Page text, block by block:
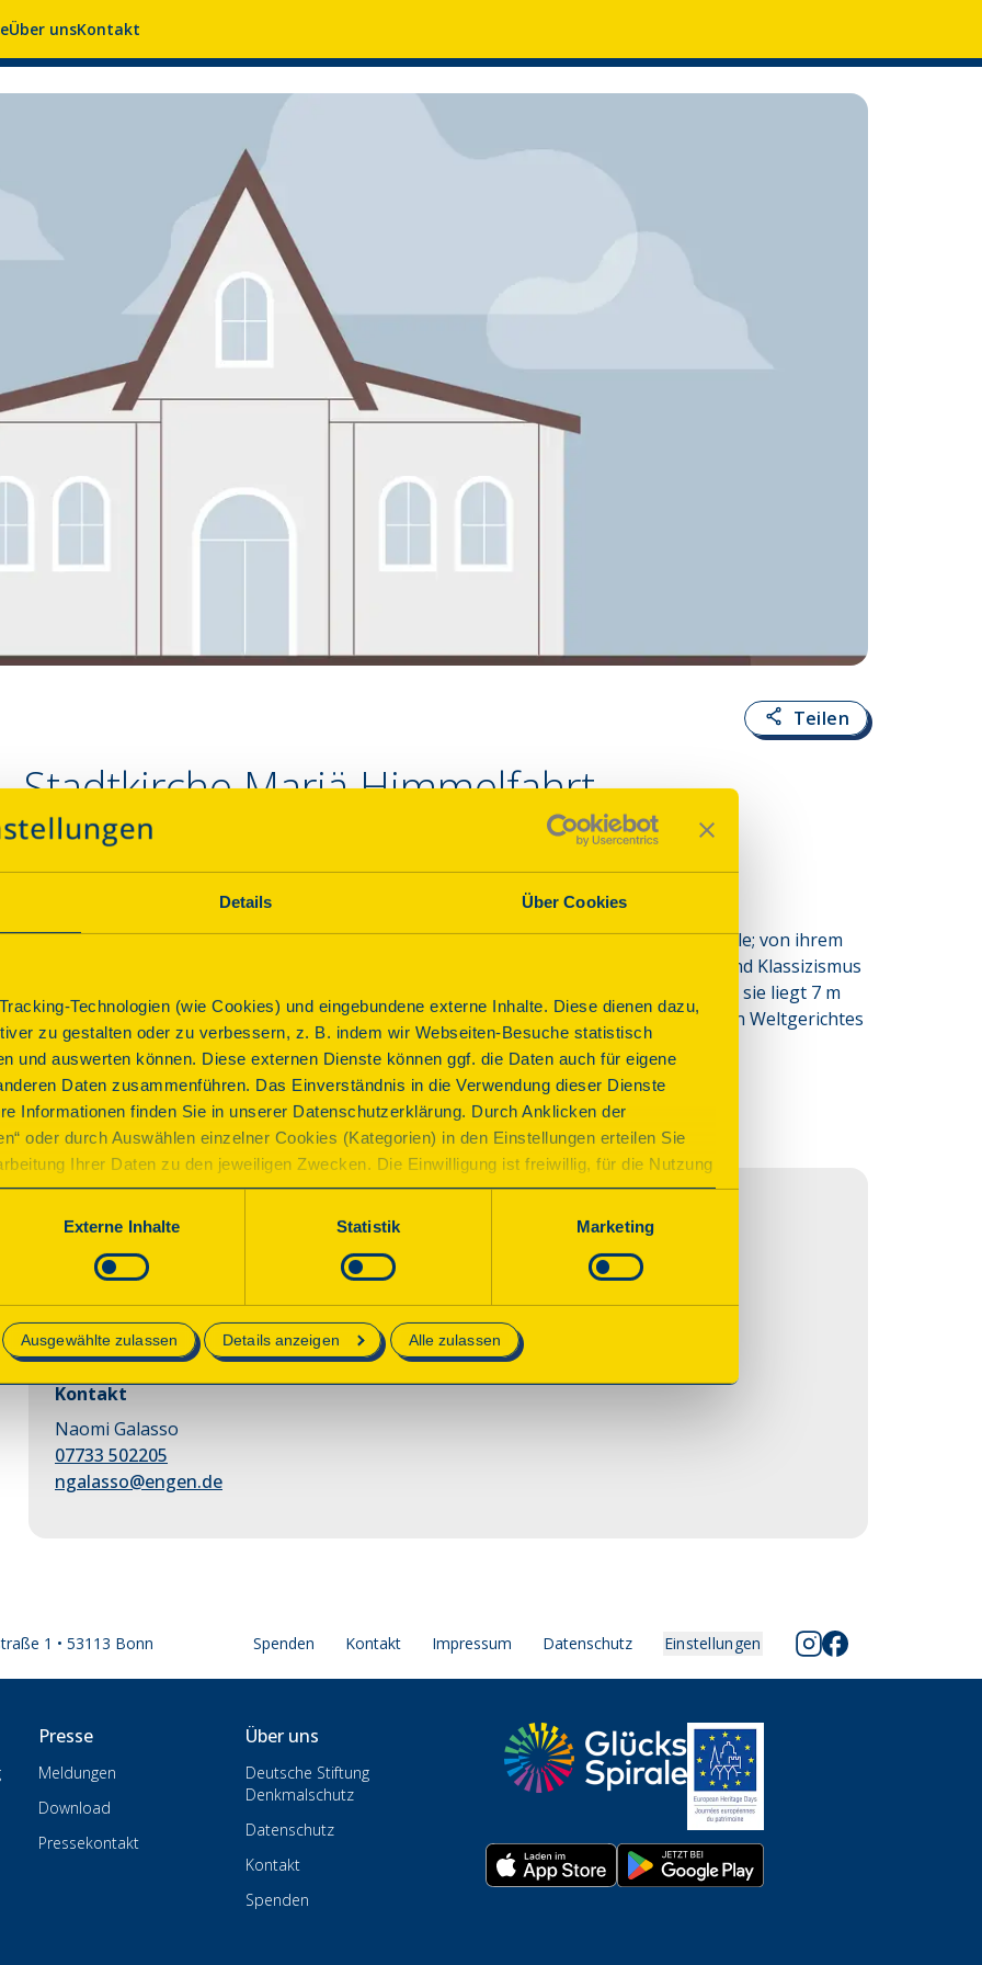
Details Über Cookies
Technologien (wie Cookies) und eingebundene externe Inhalte. Diese dienen dazu,
zu gestalten oder zu verbessern, z. B. indem wir Webseiten-Besuche statistisch
und auswerten können. Diese externen Dienste können ggf. die Daten auch für eigene
Daten zusammenführen. Das Einverständnis in die Verwendung dieser Dienste
Informationen finden Sie in unserer Datenschutzerklärung. Durch Anklicken der
oder durch Auswählen einzelner Cookies (Kategorien) in den Einstellungen erteilen Sie
Ihrer Daten zu den jeweiligen Zwecken. Die Einwilligung ist freiwillig, für die Nutzung
und kann jederzeit aktualisiert oder widerrufen werden. Wenn Sie das Consent Tool
nur essenzielle Cookies auf der Webseite gesetzt, die technisch notwendig und für den
Externe Inhalte Statistik Marketing
Ausgewählte zulassen Details anzeigen Alle zulassen
Über unsKontakt
Teilen
Stadtkirche Mariä Himmelfahrt
Über dieses Denkmal
Die Kirche wurde Mitte des 13. Jhs. fertiggestellt. Sie vereint heute verschiedene Baustile; von ihrem
romanischen Ursprung ausgehend haben auch Gotik, Renaissance, Barock, Rokoko und Klassizismus
den Innenraum geprägt. Um 1750 wurde eine barocke Decke in die Kirche eingezogen, sie liegt 7 m
tiefer als die frühere gotische. Auf dem Dachboden blieb der obere Teil eines gotischen Weltgerichtes
am Chorbogen erhalten.
Programm
Führung und Besichtigung Dachboden Stadtkirche
Beginn
Sonntag, 13.09.2026 14:00 Uhr
Kontakt
Naomi Galasso
07733 502205
ngalasso@engen.de
1 • 53113 Bonn Spenden Kontakt Impressum Datenschutz Einstellungen
Presse
Meldungen
Download
Pressekontakt
Über uns
Deutsche Stiftung
Denkmalschutz
Datenschutz
Kontakt
Spenden